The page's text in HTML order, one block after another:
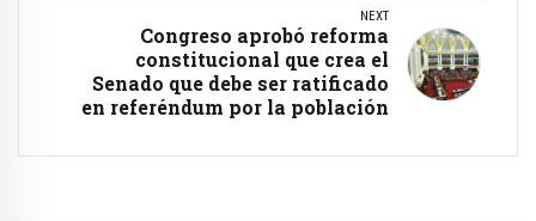
NEXT
Congreso aprobó reforma
constitucional que crea el
Senado que debe ser ratificado
en referéndum por la población